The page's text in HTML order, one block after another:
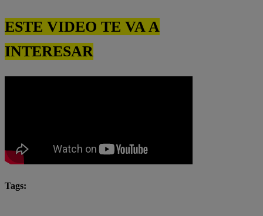
ESTE VIDEO TE VA A
INTERESAR
Tags: